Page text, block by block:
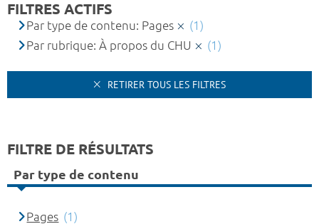
FILTRES ACTIFS
Par type de contenu: Pages
(1)
Par rubrique: À propos du CHU
(1)
RETIRER TOUS LES FILTRES
FILTRE DE RÉSULTATS
Par type de contenu
Pages (1)